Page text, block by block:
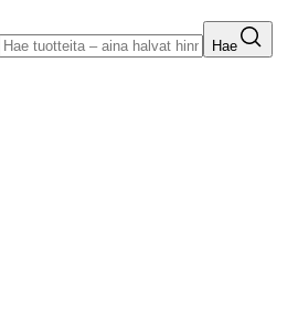
Hae